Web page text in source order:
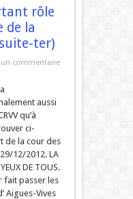
rôle
de la
ter)
un commentaire
aussi
qu’à
ci-
de la cour des
12/2012. LA
DE TOUS.
fait passer les
Aigues-Vives